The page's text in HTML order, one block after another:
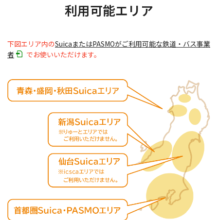
利用可能エリア
下図エリア内のSuicaまたはPASMOがご利用可能な鉄道・バス事業
者
でお使いいただけます。